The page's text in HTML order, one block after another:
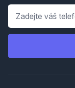
Telefon